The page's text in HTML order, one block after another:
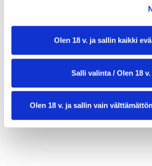
Olen 18 v. ja sallin kaikki
Salli valinta / Olen 18 v.
Olen 18 v. ja sallin vain
valmistusaika:45 min